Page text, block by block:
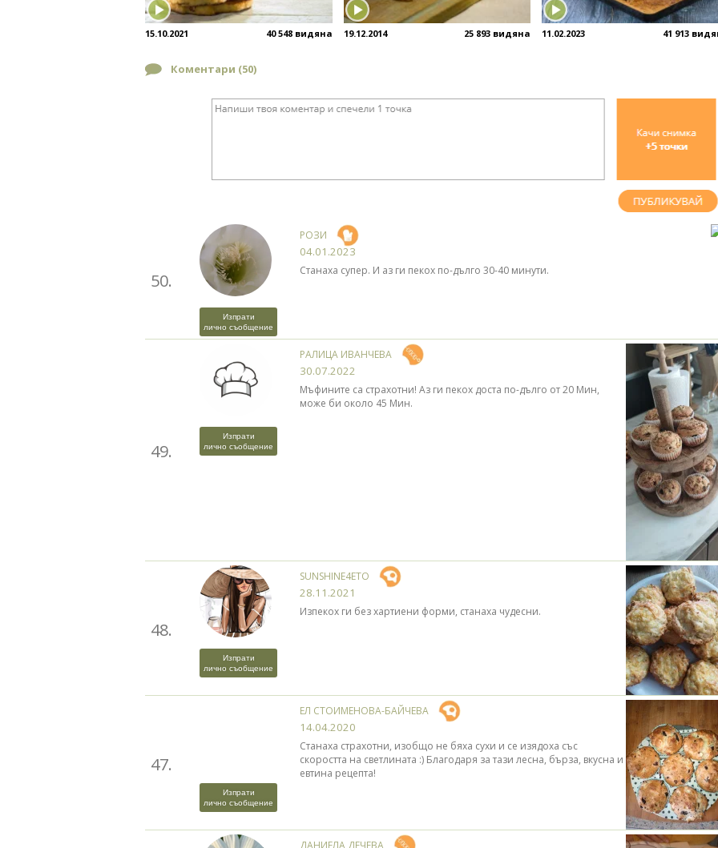
15.10.2021 40 548 видяна 19.12.2014 25 893 видяна 11.02.2023 41 913
Коментари (50)
50.
Изпрати
лично съобщение
РОЗИ
04.01.2023
Станаха супер. И аз ги пекох по-дълго 30-40 минути.
49.
Изпрати
лично съобщение
РАЛИЦА ИВАНЧЕВА
30.07.2022
Мъфините са страхотни! Аз ги пекох доста по-дълго от 20 Мин,
може би около 45 Мин.
48.
Изпрати
лично съобщение
SUNSHINE4ETO
28.11.2021
Изпекох ги без хартиени форми, станаха чудесни.
47.
Изпрати
лично съобщение
ЕЛ СТОИМЕНОВА-БАЙЧЕВА
14.04.2020
Станаха страхотни, изобщо не бяха сухи и се изядоха със
скоростта на светлината :) Благодаря за тази лесна, бърза, вкусна и
евтина рецепта!